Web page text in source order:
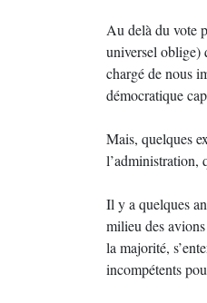
Au delà du vote
universel oblige)
chargé de nous
démocratique
Mais, quelques
l’administration,
Il y a quelques
milieu des
la majorité,
incompétents